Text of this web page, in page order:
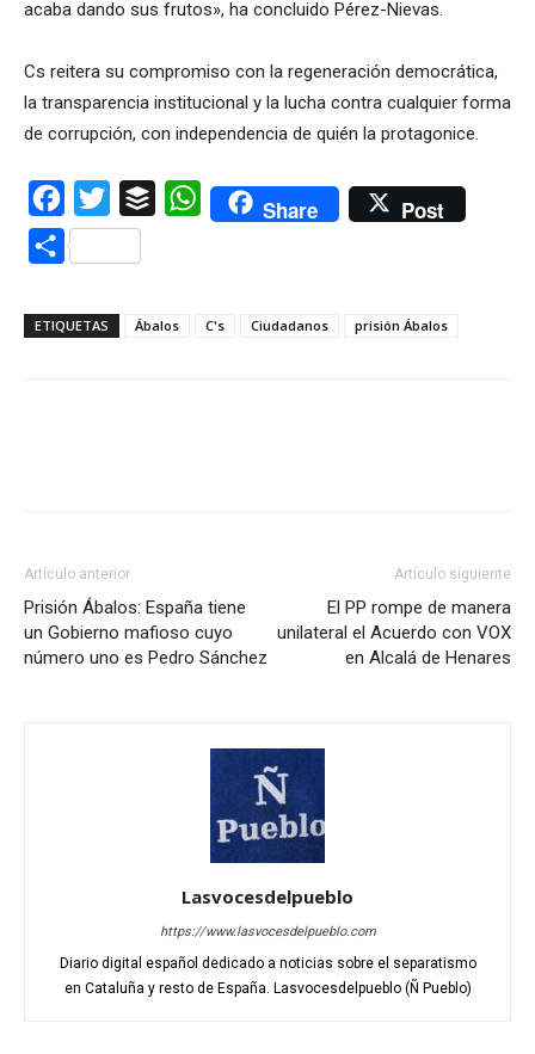
acaba dando sus frutos», ha concluido Pérez-Nievas.
Cs reitera su compromiso con la regeneración democrática,
la transparencia institucional y la lucha contra cualquier forma
de corrupción, con independencia de quién la protagonice.
Facebook
Twitter Buffer WhatsAppShare Post
Compartir
ETIQUETAS Ábalos C's Ciudadanos prisión Ábalos
Artículo anterior
Prisión Ábalos: España tiene
un Gobierno mafioso cuyo
número uno es Pedro Sánchez
Artículo siguiente
El PP rompe de manera
unilateral el Acuerdo con VOX
en Alcalá de Henares
Lasvocesdelpueblo
https://www.lasvocesdelpueblo.com
Diario digital español dedicado a noticias sobre el separatismo
en Cataluña y resto de España. Lasvocesdelpueblo (Ñ Pueblo)